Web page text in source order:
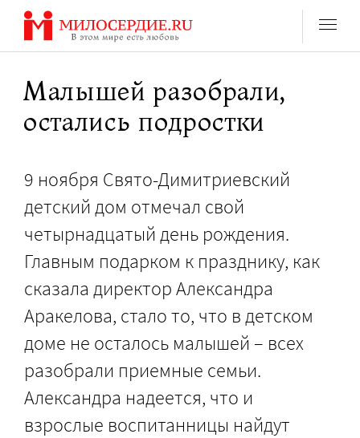
Перейти
содержанию
Малышей разобрали,
остались подростки
9 ноября Свято-Димитриевский
детский дом отмечал свой
четырнадцатый день рождения.
Главным подарком к празднику, как
сказала директор Александра
Аракелова, стало то, что в детском
доме не осталось малышей – всех
разобрали приемные семьи.
Александра надеется, что и
взрослые воспитанницы найдут